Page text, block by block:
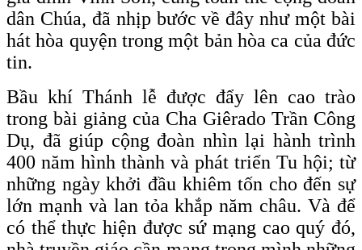
dân Chúa, đã nhịp bước về đây như một bài
hát hòa quyện trong một bản hòa ca của đức
tin.
Bầu khí Thánh lễ được đẩy lên cao trào
trong bài giảng của Cha Giêrado Trần Công
Dụ, đã giúp cộng đoàn nhìn lại hành trình
400 năm hình thành và phát triển Tu hội; từ
những ngày khởi đầu khiêm tốn cho đến sự
lớn mạnh và lan tỏa khắp năm châu. Và để
có thể thực hiện được sứ mạng cao quý đó,